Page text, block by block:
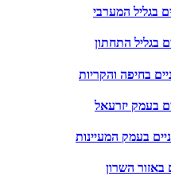
בגליל המערבי
בגליל התחתון
בחיפה והקריות
בעמק יזרעאל
בעמק המעיינות
באזור השרון